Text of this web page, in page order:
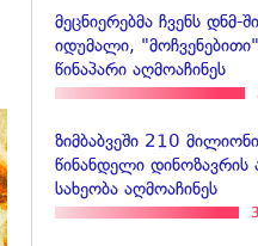
მეცნიერებმა ჩვენს დნმ-
იდუმალი, "მოჩვენებითი"
წინაპარი აღმოაჩინეს
ზიმბაბვეში 210
წინანდელი დინოზავრის
სახეობა აღმოაჩინეს